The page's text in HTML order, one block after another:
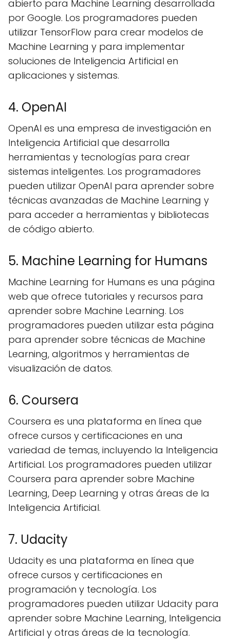
abierto para Machine Learning desarrollada
por Google. Los programadores pueden
utilizar TensorFlow para crear modelos de
Machine Learning y para implementar
soluciones de Inteligencia Artificial en
aplicaciones y sistemas.
4. OpenAI
OpenAI es una empresa de investigación en
Inteligencia Artificial que desarrolla
herramientas y tecnologías para crear
sistemas inteligentes. Los programadores
pueden utilizar OpenAI para aprender sobre
técnicas avanzadas de Machine Learning y
para acceder a herramientas y bibliotecas
de código abierto.
5. Machine Learning for Humans
Machine Learning for Humans es una página
web que ofrece tutoriales y recursos para
aprender sobre Machine Learning. Los
programadores pueden utilizar esta página
para aprender sobre técnicas de Machine
Learning, algoritmos y herramientas de
visualización de datos.
6. Coursera
Coursera es una plataforma en línea que
ofrece cursos y certificaciones en una
variedad de temas, incluyendo la Inteligencia
Artificial. Los programadores pueden utilizar
Coursera para aprender sobre Machine
Learning, Deep Learning y otras áreas de la
Inteligencia Artificial.
7. Udacity
Udacity es una plataforma en línea que
ofrece cursos y certificaciones en
programación y tecnología. Los
programadores pueden utilizar Udacity para
aprender sobre Machine Learning, Inteligencia
Artificial y otras áreas de la tecnología.